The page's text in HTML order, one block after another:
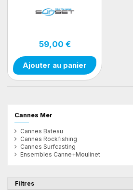
59,00 €
Ajouter au panier
Cannes Mer
Cannes Bateau
Cannes Rockfishing
Cannes Surfcasting
Ensembles Canne+Moulinet
Filtres